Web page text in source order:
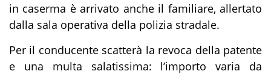
in caserma è arrivato anche il familiare, allertato
dalla sala operativa della polizia stradale.
Per il conducente scatterà la revoca della patente
e una multa salatissima: l’importo varia da